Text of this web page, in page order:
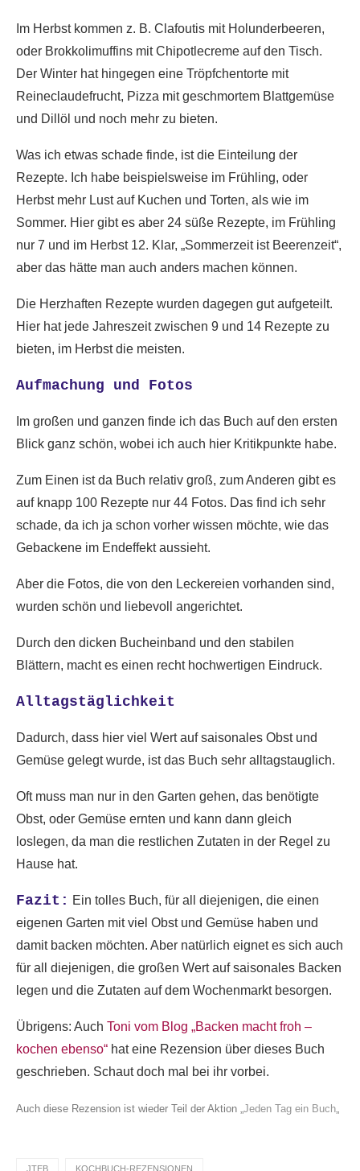
Im Herbst kommen z. B. Clafoutis mit Holunderbeeren,
oder Brokkolimuffins mit Chipotlecreme auf den Tisch.
Der Winter hat hingegen eine Tröpfchentorte mit
Reineclaudefrucht, Pizza mit geschmortem Blattgemüse
und Dillöl und noch mehr zu bieten.
Was ich etwas schade finde, ist die Einteilung der
Rezepte. Ich habe beispielsweise im Frühling, oder
Herbst mehr Lust auf Kuchen und Torten, als wie im
Sommer. Hier gibt es aber 24 süße Rezepte, im Frühling
nur 7 und im Herbst 12. Klar, „Sommerzeit ist Beerenzeit“,
aber das hätte man auch anders machen können.
Die Herzhaften Rezepte wurden dagegen gut aufgeteilt.
Hier hat jede Jahreszeit zwischen 9 und 14 Rezepte zu
bieten, im Herbst die meisten.
Aufmachung und Fotos
Im großen und ganzen finde ich das Buch auf den ersten
Blick ganz schön, wobei ich auch hier Kritikpunkte habe.
Zum Einen ist da Buch relativ groß, zum Anderen gibt es
auf knapp 100 Rezepte nur 44 Fotos. Das find ich sehr
schade, da ich ja schon vorher wissen möchte, wie das
Gebackene im Endeffekt aussieht.
Aber die Fotos, die von den Leckereien vorhanden sind,
wurden schön und liebevoll angerichtet.
Durch den dicken Bucheinband und den stabilen
Blättern, macht es einen recht hochwertigen Eindruck.
Alltagstäglichkeit
Dadurch, dass hier viel Wert auf saisonales Obst und
Gemüse gelegt wurde, ist das Buch sehr alltagstauglich.
Oft muss man nur in den Garten gehen, das benötigte
Obst, oder Gemüse ernten und kann dann gleich
loslegen, da man die restlichen Zutaten in der Regel zu
Hause hat.
Fazit: Ein tolles Buch, für all diejenigen, die einen
eigenen Garten mit viel Obst und Gemüse haben und
damit backen möchten. Aber natürlich eignet es sich auch
für all diejenigen, die großen Wert auf saisonales Backen
legen und die Zutaten auf dem Wochenmarkt besorgen.
Übrigens: Auch Toni vom Blog „Backen macht froh –
kochen ebenso“ hat eine Rezension über dieses Buch
geschrieben. Schaut doch mal bei ihr vorbei.
Auch diese Rezension ist wieder Teil der Aktion „Jeden Tag ein Buch„
JTEB KOCHBUCH-REZENSIONEN